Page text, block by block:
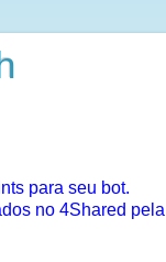
para seu bot.
no 4Shared